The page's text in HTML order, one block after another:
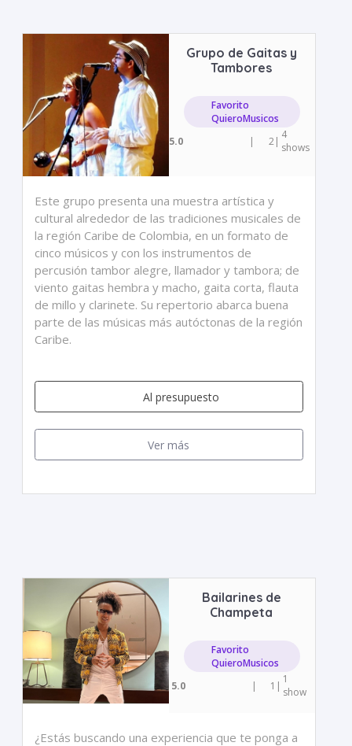
Grupo de Gaitas y
Tambores
Favorito
QuieroMusicos
5.0
| 2| 4
shows
Este grupo presenta una muestra artística y
cultural alrededor de las tradiciones musicales de
la región Caribe de Colombia, en un formato de
cinco músicos y con los instrumentos de
percusión tambor alegre, llamador y tambora; de
viento gaitas hembra y macho, gaita corta, flauta
de millo y clarinete. Su repertorio abarca buena
parte de las músicas más autóctonas de la región
Caribe.
Al presupuesto
Ver más
Bailarines de
Champeta
Favorito
QuieroMusicos
5.0
| 1 | 1
show
¿Estás buscando una experiencia que te ponga a